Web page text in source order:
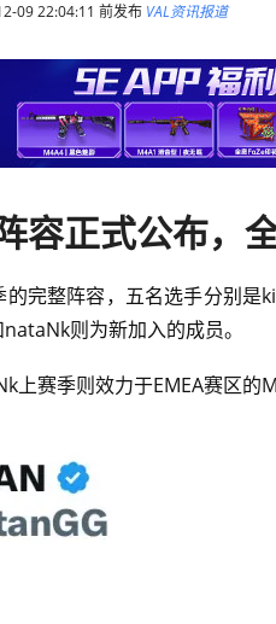
09 22:04:11 前发布 VAL资讯报道
容正式公布，
完整阵容，五名选手分别
则为新加入的成员。
赛季则效力于EMEA赛区的